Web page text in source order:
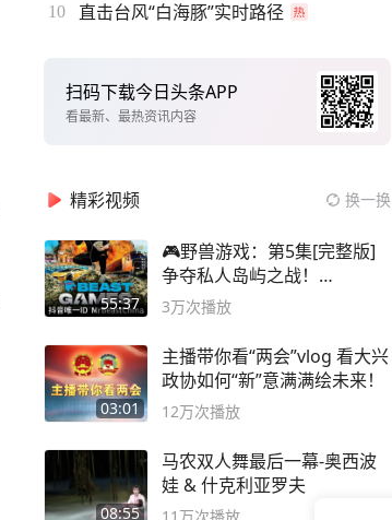
10 直击台风“白海豚”实时路径
扫码下载今日头条APP
看最新、最热资讯内容
精彩视频 换一换
55:37
🎮野兽游戏：第5集[完整版]
争夺私人岛屿之战！
#MrBeastChina
3万次播放
03:01
主播带你看“两会”vlog 看大兴
政协如何“新”意满满绘未来！
12万次播放
08:55
马农双人舞最后一幕-奥西波
娃 & 什克利亚罗夫